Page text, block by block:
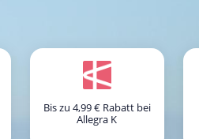
Bis zu 4,99 € Rabatt bei
Allegra K